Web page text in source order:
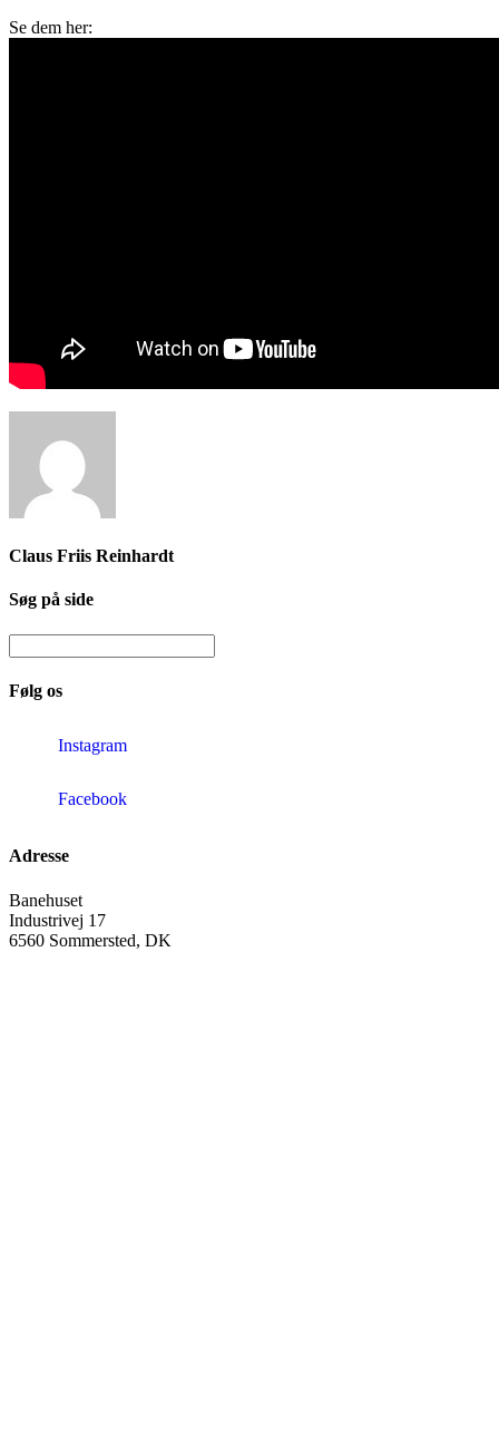
Se dem her:
Claus Friis Reinhardt
Søg på side
Følg os
Instagram
Facebook
Adresse
Banehuset
Industrivej 17
6560 Sommersted, DK